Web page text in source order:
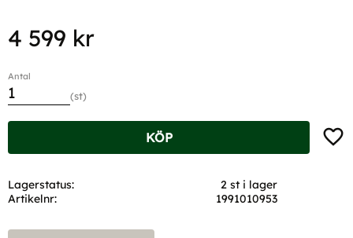
4 599 kr
Antal
st
KÖP
Lagerstatus
2 st i lager
Artikelnr
1991010953